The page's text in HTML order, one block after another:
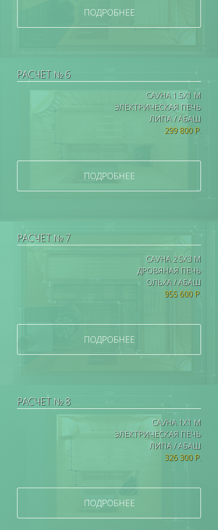
ПОДРОБНЕЕ
РАСЧЕТ № 6
САУНА 1.5Х1 М
ЭЛЕКТРИЧЕСКАЯ ПЕЧЬ
ЛИПА / АБАШ
299 800 Р.
ПОДРОБНЕЕ
РАСЧЕТ № 7
САУНА 2.5Х3 М
ДРОВЯНАЯ ПЕЧЬ
ОЛЬХА / АБАШ
955 600 Р.
ПОДРОБНЕЕ
РАСЧЕТ № 8
САУНА 1Х1 М
ЭЛЕКТРИЧЕСКАЯ ПЕЧЬ
ЛИПА / АБАШ
326 300 Р.
ПОДРОБНЕЕ